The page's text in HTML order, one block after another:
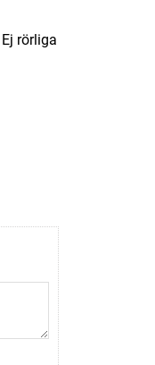
rörliga